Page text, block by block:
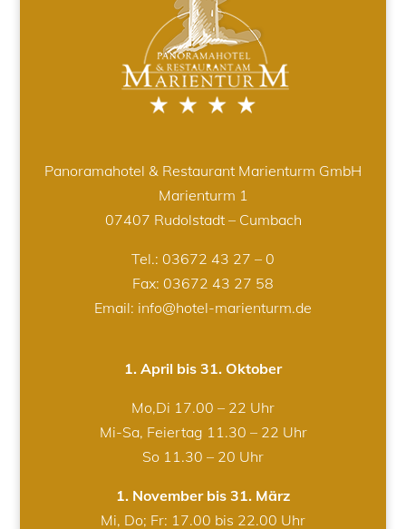
Panoramahotel & Restaurant Marienturm GmbH
Marienturm 1
07407 Rudolstadt – Cumbach
Tel.: 03672 43 27 – 0
Fax: 03672 43 27 58
Email: info@hotel-marienturm.de
1. April bis 31. Oktober
Mo,Di 17.00 – 22 Uhr
Mi-Sa, Feiertag 11.30 – 22 Uhr
So 11.30 – 20 Uhr
1. November bis 31. März
Mi, Do; Fr: 17.00 bis 22.00 Uhr